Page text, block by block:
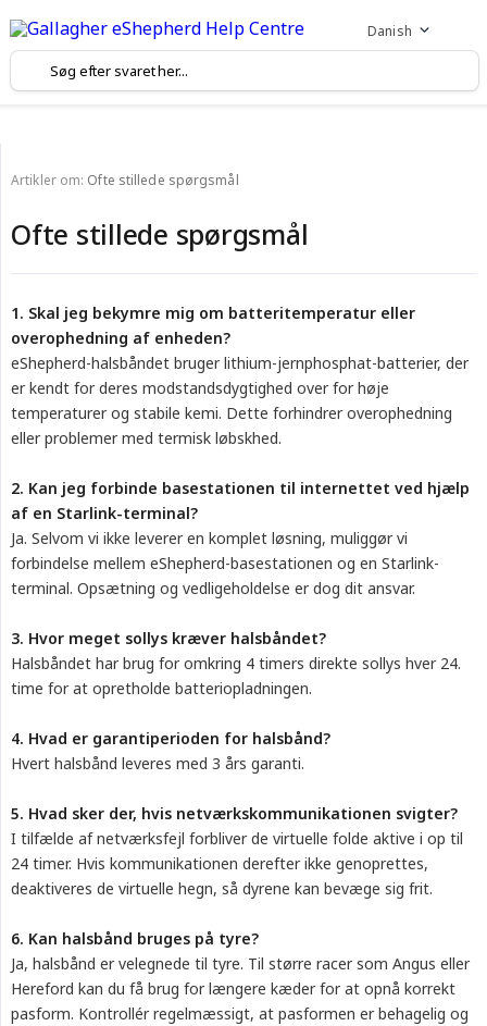
Danish
Artikler om: Ofte stillede spørgsmål
Ofte stillede spørgsmål
1. Skal jeg bekymre mig om batteritemperatur eller
overophedning af enheden?
eShepherd-halsbåndet bruger lithium-jernphosphat-batterier, der
er kendt for deres modstandsdygtighed over for høje
temperaturer og stabile kemi. Dette forhindrer overophedning
eller problemer med termisk løbskhed.
2. Kan jeg forbinde basestationen til internettet ved hjælp
af en Starlink-terminal?
Ja. Selvom vi ikke leverer en komplet løsning, muliggør vi
forbindelse mellem eShepherd-basestationen og en Starlink-
terminal. Opsætning og vedligeholdelse er dog dit ansvar.
3. Hvor meget sollys kræver halsbåndet?
Halsbåndet har brug for omkring 4 timers direkte sollys hver 24.
time for at opretholde batteriopladningen.
4. Hvad er garantiperioden for halsbånd?
Hvert halsbånd leveres med 3 års garanti.
5. Hvad sker der, hvis netværkskommunikationen svigter?
I tilfælde af netværksfejl forbliver de virtuelle folde aktive i op til
24 timer. Hvis kommunikationen derefter ikke genoprettes,
deaktiveres de virtuelle hegn, så dyrene kan bevæge sig frit.
6. Kan halsbånd bruges på tyre?
Ja, halsbånd er velegnede til tyre. Til større racer som Angus eller
Hereford kan du få brug for længere kæder for at opnå korrekt
pasform. Kontrollér regelmæssigt, at pasformen er behagelig og